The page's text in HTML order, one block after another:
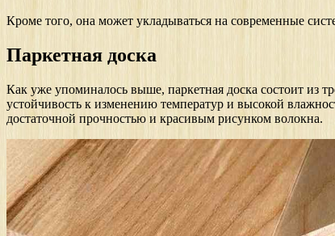
Кроме того, она может укладываться на современные
Паркетная доска
Как уже упоминалось выше, паркетная доска состоит из
устойчивость к изменению температур и высокой
достаточной прочностью и красивым рисунком волокна.